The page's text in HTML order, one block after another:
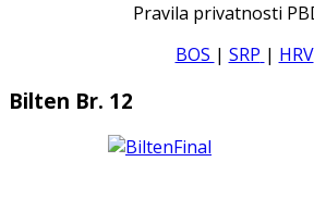
Pravila privatnosti
BOS | SRP | HRV
Bilten Br. 12